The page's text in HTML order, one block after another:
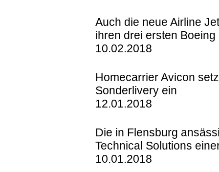
Auch die neue Airline
ihren drei ersten
10.02.2018
Homecarrier Avicon
Sonderlivery ein
12.01.2018
Die in Flensburg
Technical Solutions
10.01.2018